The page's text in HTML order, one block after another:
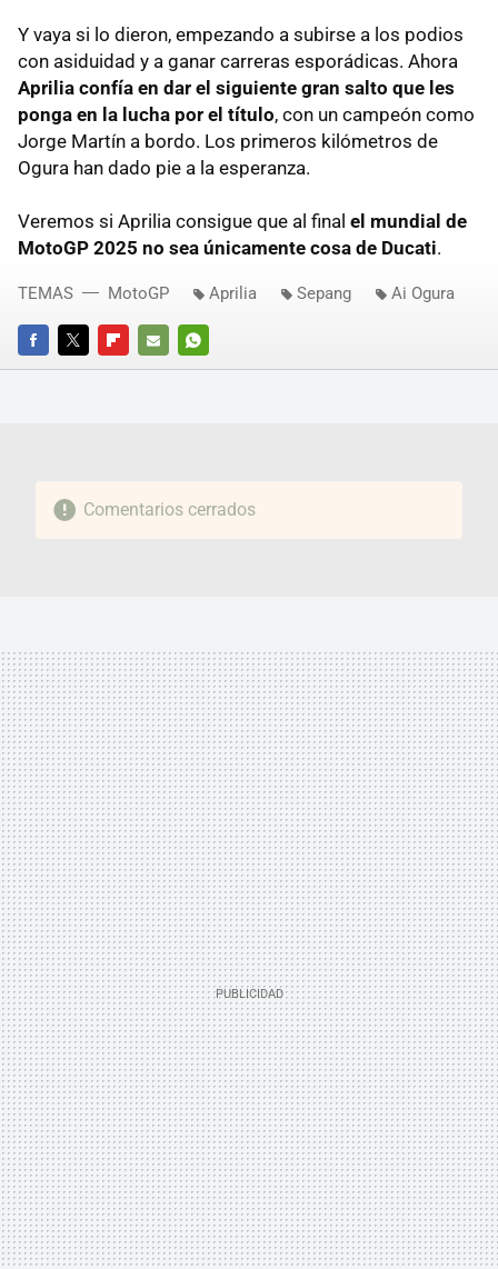
Y vaya si lo dieron, empezando a subirse a los podios
con asiduidad y a ganar carreras esporádicas. Ahora
Aprilia confía en dar el siguiente gran salto que les
ponga en la lucha por el título, con un campeón como
Jorge Martín a bordo. Los primeros kilómetros de
Ogura han dado pie a la esperanza.
Veremos si Aprilia consigue que al final el mundial de
MotoGP 2025 no sea únicamente cosa de Ducati.
FACEBOOKTWITTERFLIPBOARD
E-
WHATSAPP
TEMAS MotoGP Aprilia Sepang Ai Ogura
Comentarios cerrados